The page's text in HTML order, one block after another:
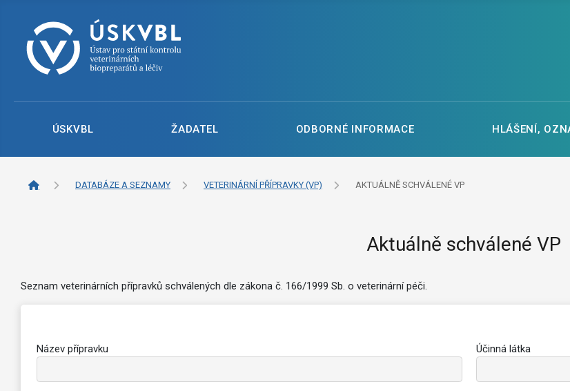
ÚSKVBL ŽADATEL ODBORNÉ INFORMACE HLÁŠENÍ,
DATABÁZE A SEZNAMY VETERINÁRNÍ PŘÍPRAVKY (VP) AKTUÁLNĚ SCHVÁLENÉ VP
Aktuálně schválené VP
Seznam veterinárních přípravků schválených dle zákona č. 166/1999 Sb. o veterinární péči.
Název přípravku Účinná látka